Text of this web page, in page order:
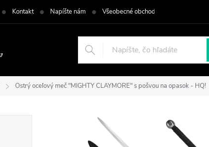
Kontakt Napíšte nám Všeobecné obchodné podmienky
Ostrý oceľový meč "MIGHTY CLAYMORE" s pošvou na opasok - HQ!